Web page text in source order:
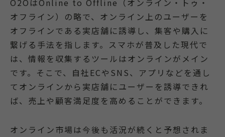
O2OはOnline to Offline（オンライン・トゥ・
オフライン）の略で、オンライン上のユーザーを
オフラインである実店舗に誘導し、集客や購入に
繋げる手法を指します。スマホが普及した現代で
は、情報を収集するツールはオンラインがメイン
です。そこで、自社ECやSNS、アプリなどを通し
てオンラインから実店舗にユーザーを誘導できれ
ば、売上や顧客満足度を高めることができます。
オンライン市場は今後も活況が続くと予想されま